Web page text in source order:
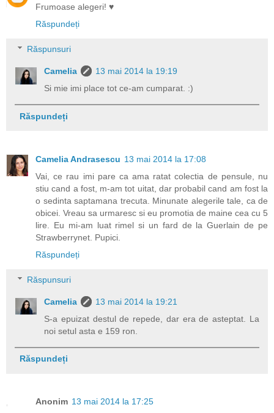
Frumoase alegeri! ♥
Răspundeți
Răspunsuri
Camelia
13 mai 2014 la 19:19
Si mie imi place tot ce-am cumparat. :)
Răspundeți
Camelia Andrasescu 13 mai 2014 la 17:08
Vai, ce rau imi pare ca ama ratat colectia de pensule, nu
stiu cand a fost, m-am tot uitat, dar probabil cand am fost la
o sedinta saptamana trecuta. Minunate alegerile tale, ca de
obicei. Vreau sa urmaresc si eu promotia de maine cea cu 5
lire. Eu mi-am luat rimel si un fard de la Guerlain de pe
Strawberrynet. Pupici.
Răspundeți
Răspunsuri
Camelia
13 mai 2014 la 19:21
S-a epuizat destul de repede, dar era de asteptat. La
noi setul asta e 159 ron.
Răspundeți
Anonim 13 mai 2014 la 17:25